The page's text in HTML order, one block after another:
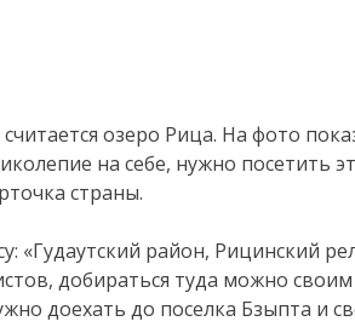
озеро Рица. На фото
на себе, нужно посетить
страны.
«Гудаутский район, Рицинский
добираться туда можно
доехать до поселка Бзыпта и